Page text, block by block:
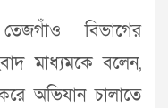
বিভাগের
মাধ্যমকে বলেন,
অভিযান চালাতে